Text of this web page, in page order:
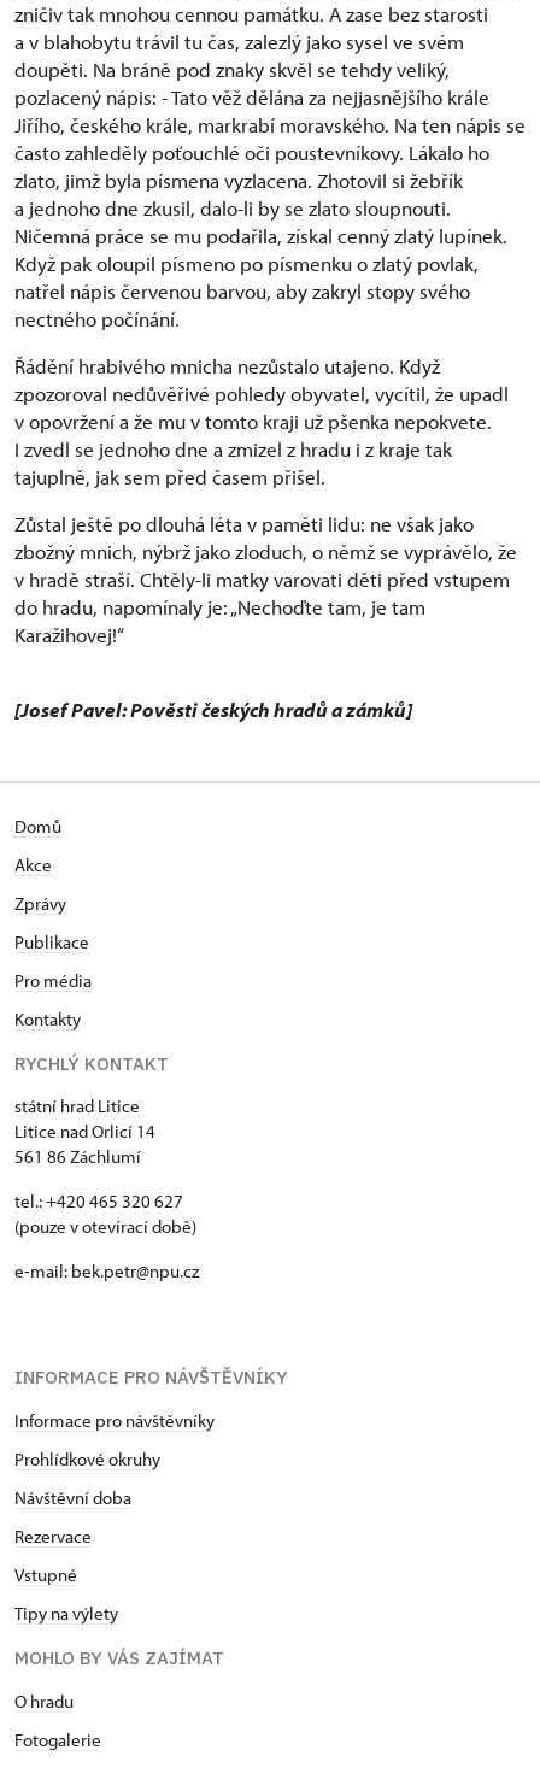
zničiv tak mnohou cennou památku. A zase bez starosti
a v blahobytu trávil tu čas, zalezlý jako sysel ve svém
doupěti. Na bráně pod znaky skvěl se tehdy veliký,
pozlacený nápis: - Tato věž dělána za nejjasnějšího krále
Jiřího, českého krále, markrabí moravského. Na ten nápis se
často zahleděly poťouchlé oči poustevníkovy. Lákalo ho
zlato, jimž byla písmena vyzlacena. Zhotovil si žebřík
a jednoho dne zkusil, dalo-li by se zlato sloupnouti.
Ničemná práce se mu podařila, získal cenný zlatý lupínek.
Když pak oloupil písmeno po písmenku o zlatý povlak,
natřel nápis červenou barvou, aby zakryl stopy svého
nectného počínání.
Řádění hrabivého mnicha nezůstalo utajeno. Když
zpozoroval nedůvěřivé pohledy obyvatel, vycítil, že upadl
v opovržení a že mu v tomto kraji už pšenka nepokvete.
I zvedl se jednoho dne a zmizel z hradu i z kraje tak
tajuplně, jak sem před časem přišel.
Zůstal ještě po dlouhá léta v paměti lidu: ne však jako
zbožný mnich, nýbrž jako zloduch, o němž se vyprávělo, že
v hradě straší. Chtěly-li matky varovati děti před vstupem
do hradu, napomínaly je: „Nechoďte tam, je tam
Karažihovej!“
[Josef Pavel: Pověsti českých hradů a zámků]
Domů
Akce
Zprávy
Publikace
Pro média
Kontakty
RYCHLÝ KONTAKT
státní hrad Litice
Litice nad Orlicí 14
561 86 Záchlumí
tel.: +420 465 320 627
(pouze v otevírací době)
e-mail: bek.petr@npu.cz
INFORMACE PRO NÁVŠTĚVNÍKY
Informace pro návštěvníky
Prohlídkové okruhy
Návštěvní doba
Rezervace
Vstupné
Tipy na výlety
MOHLO BY VÁS ZAJÍMAT
O hradu
Fotogalerie